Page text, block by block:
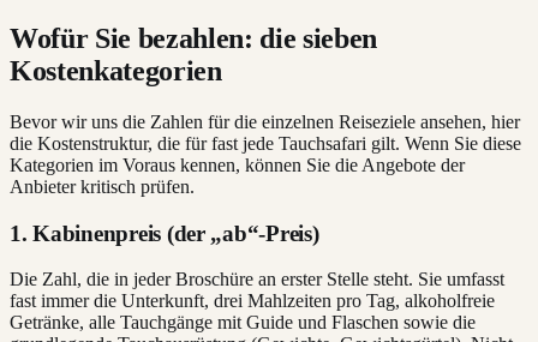
Wofür Sie bezahlen: die sieben
Kostenkategorien
Bevor wir uns die Zahlen für die einzelnen Reiseziele ansehen, hier
die Kostenstruktur, die für fast jede Tauchsafari gilt. Wenn Sie diese
Kategorien im Voraus kennen, können Sie die Angebote der
Anbieter kritisch prüfen.
1. Kabinenpreis (der „ab“-Preis)
Die Zahl, die in jeder Broschüre an erster Stelle steht. Sie umfasst
fast immer die Unterkunft, drei Mahlzeiten pro Tag, alkoholfreie
Getränke, alle Tauchgänge mit Guide und Flaschen sowie die